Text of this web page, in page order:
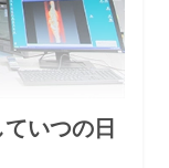
いつの日